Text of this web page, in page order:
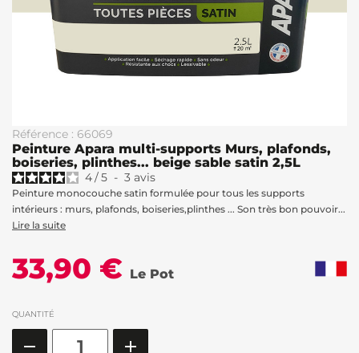
Référence : 66069
Peinture Apara multi-supports Murs, plafonds,
boiseries, plinthes... beige sable satin 2,5L
4/5 - 3 avis
Peinture monocouche satin formulée pour tous les supports
intérieurs : murs, plafonds, boiseries,plinthes ... Son très bon pouvoir...
Lire la suite
33,90 € Le Pot
QUANTITÉ